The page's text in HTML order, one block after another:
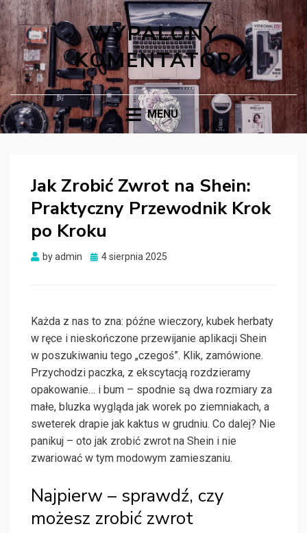
WYPALONY
KOMENTATOR
MENU
Jak Zrobić Zwrot na Shein:
Praktyczny Przewodnik Krok
po Kroku
byadmin
Posted
4 sierpnia 2025
Każda z nas to zna: późne wieczory, kubek herbaty
w ręce i nieskończone przewijanie aplikacji Shein
w poszukiwaniu tego „czegoś”. Klik, zamówione.
Przychodzi paczka, z ekscytacją rozdzieramy
opakowanie… i bum – spodnie są dwa rozmiary za
małe, bluzka wygląda jak worek po ziemniakach, a
sweterek drapie jak kaktus w grudniu. Co dalej? Nie
panikuj – oto jak zrobić zwrot na Shein i nie
zwariować w tym modowym zamieszaniu.
Najpierw – sprawdź, czy
możesz zrobić zwrot